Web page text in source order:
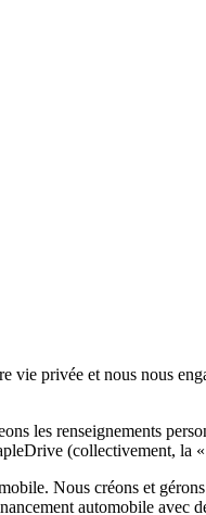
privée et nous nous
les renseignements
(collectivement, la
Nous créons et
automobile avec